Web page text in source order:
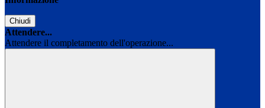
Chiudi
Attendere...
Attendere il completamento dell'operazione...